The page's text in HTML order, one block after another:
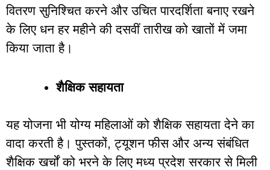
वितरण सुनिश्चित करने और उचित पारदर्शिता बनाए रखने
के लिए धन हर महीने की दसवीं तारीख को खातों में जमा
किया जाता है।
शैक्षिक सहायता
यह योजना भी योग्य महिलाओं को शैक्षिक सहायता देने का
वादा करती है। पुस्तकों,ट्यूशन फीस और अन्य संबंधित
शैक्षिक खर्चों को भरने के लिए मध्य प्रदेश सरकार से मिली